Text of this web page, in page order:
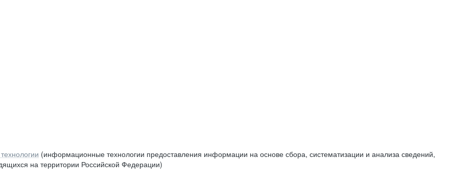
(информационные технологии предоставления информации на основе сбора, систематизации и анализа сведений,
на территории Российской Федерации)